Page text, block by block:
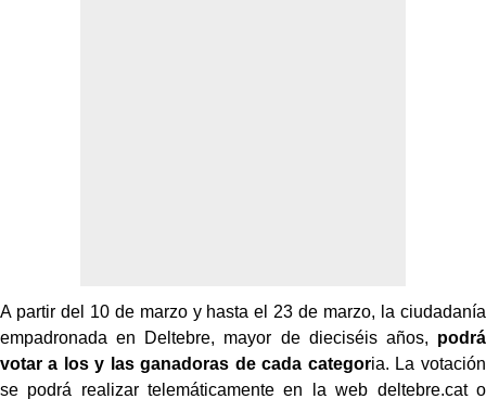
A partir del 10 de marzo y hasta el 23 de marzo, la ciudadanía
empadronada en Deltebre, mayor de dieciséis años, podrá
votar a los y las ganadoras de cada categoria. La votación
se podrá realizar telemáticamente en la web deltebre.cat o